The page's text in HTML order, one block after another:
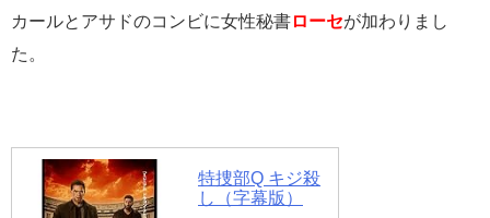
array key
flower.com/
カールとアサドのコンビに女性秘書ローセが加わりまし
た。
特捜部Q キジ殺
し（字幕版）